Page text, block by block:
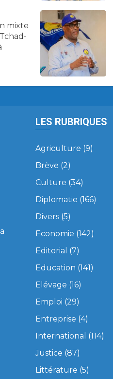
mixte
LES RUBRIQUES
Agriculture (9)
Brève (2)
Culture (34)
Diplomatie (166)
Divers(5)
Economie (142)
Editorial (7)
Education (141)
Elévage (16)
Emploi (29)
Entreprise (4)
International (114)
Justice (87)
Littérature (5)